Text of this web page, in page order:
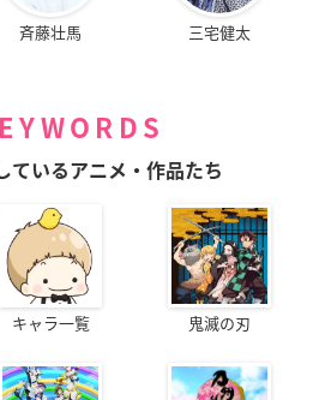
斉藤壮馬 三宅健太
ているアニメ・作品たち
キャラ一覧 鬼滅の刃